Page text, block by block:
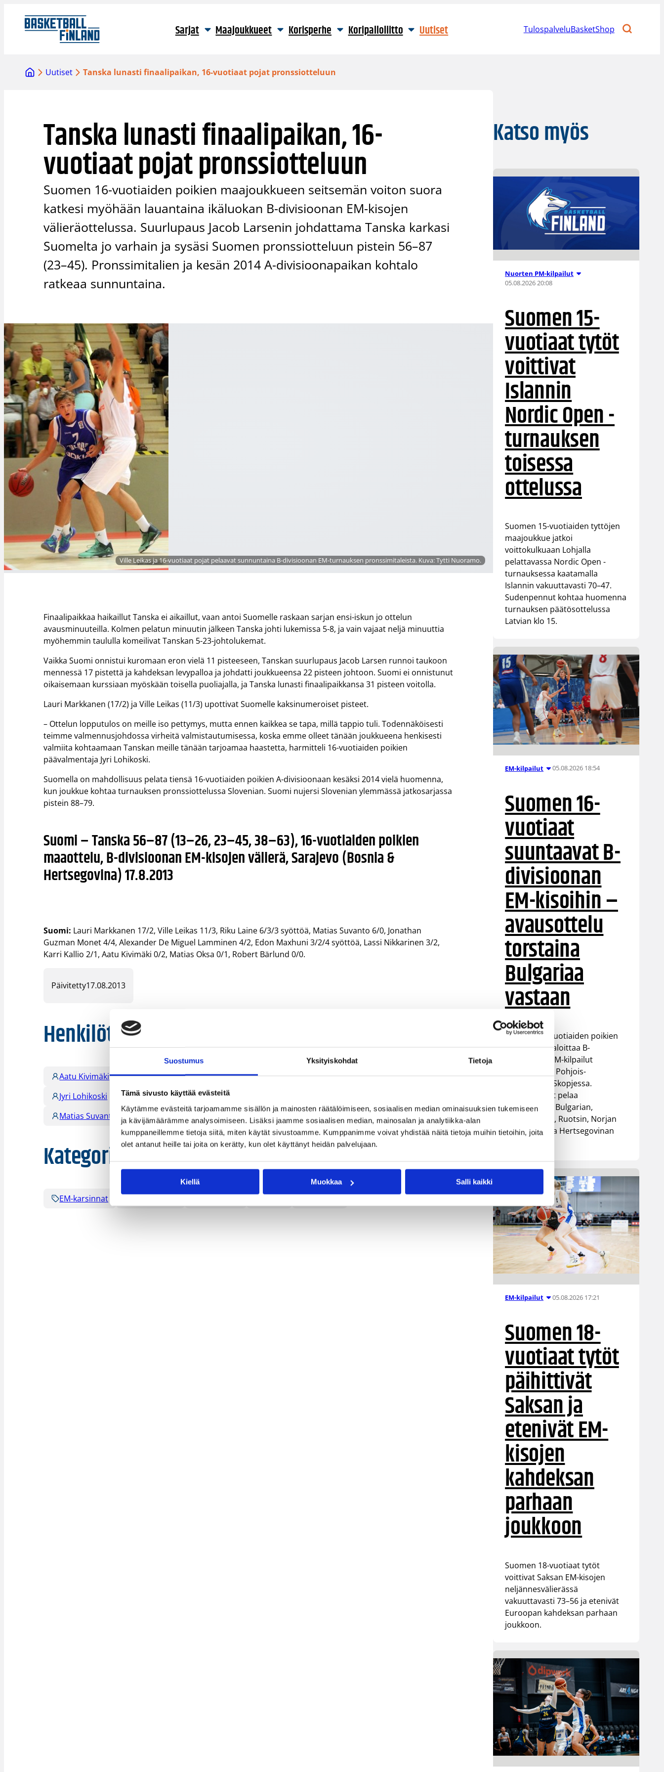
Suostumus Yksityiskohdat Tietoja
Tämä sivusto käyttää evästeitä
Käytämme evästeitä tarjoamamme sisällön ja mainosten räätälöimiseen, sosiaalisen median ominaisuuksien tukemiseen
ja kävijämäärämme analysoimiseen. Lisäksi jaamme sosiaalisen median, mainosalan ja analytiikka-alan
kumppaneillemme tietoja siitä, miten käytät sivustoamme. Kumppanimme voivat yhdistää näitä tietoja muihin tietoihin, joita
olet antanut heille tai joita on kerätty, kun olet käyttänyt heidän palvelujaan.
Kiellä Muokkaa Salli kaikki
sisältöön
Sarjat Maajoukkueet Korisperhe Koripalloliitto Uutiset TulospalveluBasketShop
Uutiset Tanska lunasti finaalipaikan, 16-vuotiaat pojat pronssiotteluun
Tanska lunasti finaalipaikan, 16-
vuotiaat pojat pronssiotteluun
Suomen 16-vuotiaiden poikien maajoukkueen seitsemän voiton suora
katkesi myöhään lauantaina ikäluokan B-divisioonan EM-kisojen
välieräottelussa. Suurlupaus Jacob Larsenin johdattama Tanska karkasi
Suomelta jo varhain ja sysäsi Suomen pronssiotteluun pistein 56–87
(23–45). Pronssimitalien ja kesän 2014 A-divisioonapaikan kohtalo
ratkeaa sunnuntaina.
Ville Leikas ja 16-vuotiaat pojat pelaavat sunnuntaina B-divisioonan EM-turnauksen pronssimitaleista. Kuva: Tytti Nuoramo.
Finaalipaikkaa haikaillut Tanska ei aikaillut, vaan antoi Suomelle raskaan sarjan ensi-iskun jo ottelun
avausminuuteilla. Kolmen pelatun minuutin jälkeen Tanska johti lukemissa 5-8, ja vain vajaat neljä minuuttia
myöhemmin taululla komeilivat Tanskan 5-23-johtolukemat.
Vaikka Suomi onnistui kuromaan eron vielä 11 pisteeseen, Tanskan suurlupaus Jacob Larsen runnoi taukoon
mennessä 17 pistettä ja kahdeksan levypalloa ja johdatti joukkueensa 22 pisteen johtoon. Suomi ei onnistunut
oikaisemaan kurssiaan myöskään toisella puoliajalla, ja Tanska lunasti finaalipaikkansa 31 pisteen voitolla.
Lauri Markkanen (17/2) ja Ville Leikas (11/3) upottivat Suomelle kaksinumeroiset pisteet.
– Ottelun lopputulos on meille iso pettymys, mutta ennen kaikkea se tapa, millä tappio tuli. Todennäköisesti
teimme valmennusjohdossa virheitä valmistautumisessa, koska emme olleet tänään joukkueena henkisesti
valmiita kohtaamaan Tanskan meille tänään tarjoamaa haastetta, harmitteli 16-vuotiaiden poikien
päävalmentaja Jyri Lohikoski.
Suomella on mahdollisuus pelata tiensä 16-vuotiaiden poikien A-divisioonaan kesäksi 2014 vielä huomenna,
kun joukkue kohtaa turnauksen pronssiottelussa Slovenian. Suomi nujersi Slovenian ylemmässä jatkosarjassa
pistein 88–79.
Suomi – Tanska 56–87 (13–26, 23–45, 38–63), 16-vuotiaiden poikien
maaottelu, B-divisioonan EM-kisojen välierä, Sarajevo (Bosnia &
Hertsegovina) 17.8.2013
Suomi: Lauri Markkanen 17/2, Ville Leikas 11/3, Riku Laine 6/3/3 syöttöä, Matias Suvanto 6/0, Jonathan
Guzman Monet 4/4, Alexander De Miguel Lamminen 4/2, Edon Maxhuni 3/2/4 syöttöä, Lassi Nikkarinen 3/2,
Karri Kallio 2/1, Aatu Kivimäki 0/2, Matias Oksa 0/1, Robert Bärlund 0/0.
Päivitetty17.08.2013
Henkilöt
Aatu Kivimäki Alexander de Miguel Lamminen Edon Maxhuni
Jonathan Guzman Monet
Jyri Lohikoski
Karri Kallio Lassi Nikkarinen
Matias Suvanto
Riku Laine Robert Bärlund Ville Leikas
Kategoriat
EM-karsinnat
Katso myös
Nuorten PM-kilpailut
05.08.2026 20:08
Suomen 15-
vuotiaat tytöt
voittivat
Islannin
Nordic Open -
turnauksen
toisessa
ottelussa
Suomen 15-vuotiaiden tyttöjen
maajoukkue jatkoi
voittokulkuaan Lohjalla
pelattavassa Nordic Open -
turnauksessa kaatamalla
Islannin vakuuttavasti 70–47.
Sudenpennut kohtaa huomenna
turnauksen päätösottelussa
Latvian klo 15.
EM-kilpailut 05.08.2026 18:54
Suomen 16-
vuotiaat
suuntaavat B-
divisioonan
EM-kisoihin –
avausottelu
torstaina
Bulgariaa
vastaan
Suomen 16-vuotiaiden poikien
maajoukkue aloittaa B-
divisioonan EM-kilpailut
torstaina 6.8. Pohjois-
Makedonian Skopjessa.
Sudenpennut pelaa
alkulohkossa Bulgarian,
Luxemburgin, Ruotsin, Norjan
sekä Bosnia ja Hertsegovinan
EM-kilpailut 05.08.2026 17:21
Suomen 18-
vuotiaat tytöt
päihittivät
Saksan ja
etenivät EM-
kisojen
kahdeksan
parhaan
joukkoon
Suomen 18-vuotiaat tytöt
voittivat Saksan EM-kisojen
neljännesvälierässä
vakuuttavasti 73–56 ja etenivät
Euroopan kahdeksan parhaan
joukkoon.